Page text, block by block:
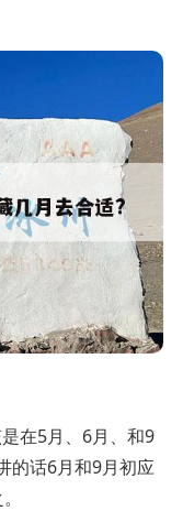
在5月、6月、和9
的话6月和9月初应